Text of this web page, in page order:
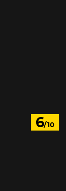
6/10